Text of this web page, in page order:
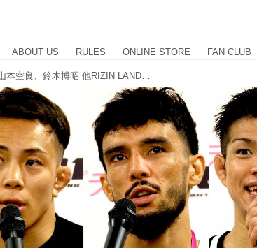
ABOUT US RULES ONLINE STORE FAN CLUB